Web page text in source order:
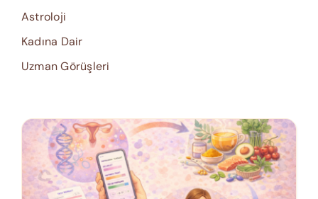
Astroloji
Kadına Dair
Uzman Görüşleri